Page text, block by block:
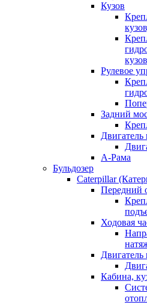
Кузов
Рулевое
Задний
Двигатель
А-Рама
Бульдозер
Caterpillar
Передний
Ходовая
Двигатель
Кабина,